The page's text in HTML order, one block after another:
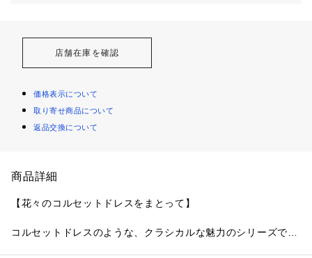
店舗在庫を確認
価格表示について
取り寄せ商品について
返品交換について
商品詳細
【花々のコルセットドレスをまとって】
コルセットドレスのような、クラシカルな魅力のシリーズで